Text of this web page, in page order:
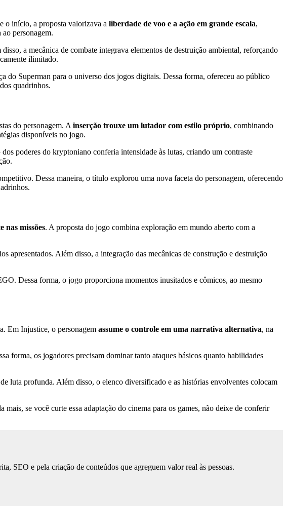
o início, a proposta valorizava a liberdade de voo e a ação em grande escala,
personagem.
a mecânica de combate integrava elementos de destruição ambiental, reforçando
ilimitado.
do Superman para o universo dos jogos digitais. Dessa forma, ofereceu ao público
quadrinhos.
do personagem. A inserção trouxe um lutador com estilo próprio, combinando
disponíveis no jogo.
poderes do kryptoniano conferia intensidade às lutas, criando um contraste
Dessa maneira, o título explorou uma nova faceta do personagem, oferecendo
nas missões. A proposta do jogo combina exploração em mundo aberto com a
apresentados. Além disso, a integração das mecânicas de construção e destruição
Dessa forma, o jogo proporciona momentos inusitados e cômicos, ao mesmo
Em Injustice, o personagem assume o controle em uma narrativa alternativa, na
forma, os jogadores precisam dominar tanto ataques básicos quanto habilidades
luta profunda. Além disso, o elenco diversificado e as histórias envolventes colocam
se você curte essa adaptação do cinema para os games, não deixe de conferir
SEO e pela criação de conteúdos que agreguem valor real às pessoas.